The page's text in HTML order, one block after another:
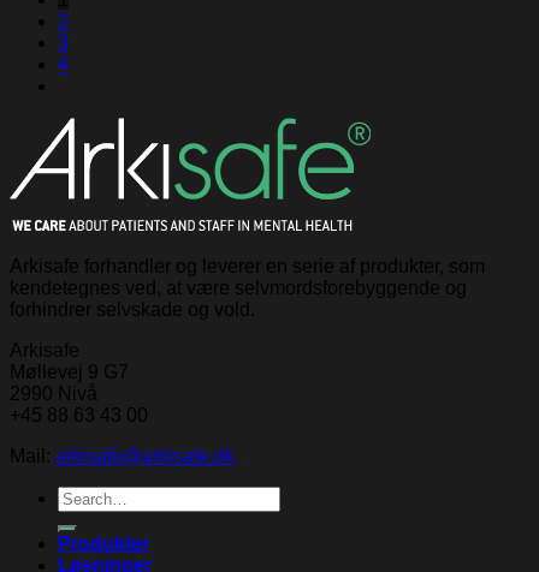
2
3
4
Arkisafe forhandler og leverer en serie af produkter, som
kendetegnes ved, at være selvmordsforebyggende og
forhindrer selvskade og vold.
Arkisafe
Møllevej 9 G7
2990 Nivå
+45 88 63 43 00
Mail: arkisafe@arkisafe.dk
Search
for:
Produkter
Løsninger